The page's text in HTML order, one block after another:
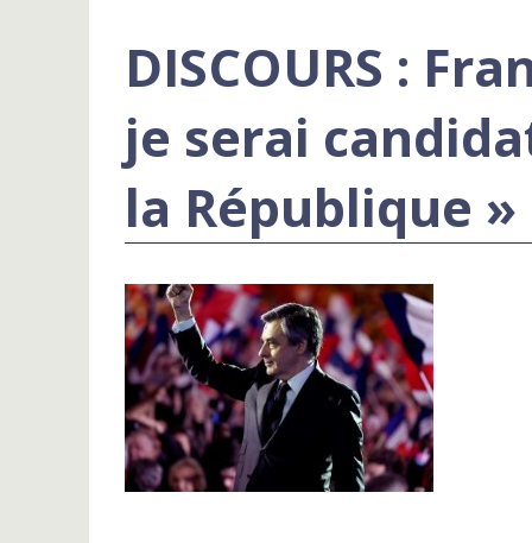
DISCOURS :
je serai
la République »